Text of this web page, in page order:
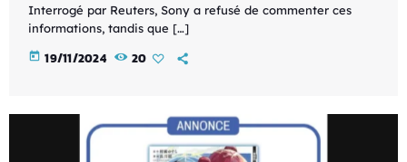
Interrogé par Reuters, Sony a refusé de commenter ces
informations, tandis que […]
today 19/11/2024 20